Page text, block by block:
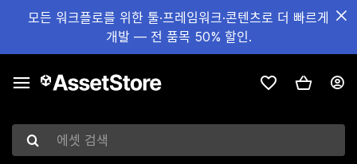
모든 워크플로를 위한 툴·프레임워크·콘텐츠로 더 빠르게
개발 — 전 품목 50% 할인.
에셋 검색